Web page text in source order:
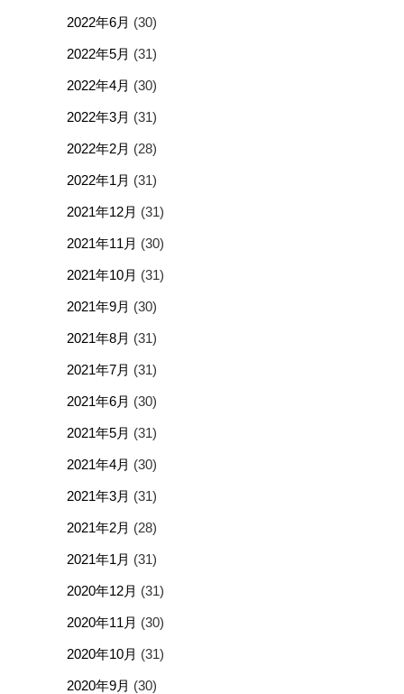
2022年6月 (30)
2022年5月 (31)
2022年4月 (30)
2022年3月 (31)
2022年2月 (28)
2022年1月 (31)
2021年12月 (31)
2021年11月 (30)
2021年10月 (31)
2021年9月 (30)
2021年8月 (31)
2021年7月 (31)
2021年6月 (30)
2021年5月 (31)
2021年4月 (30)
2021年3月 (31)
2021年2月 (28)
2021年1月 (31)
2020年12月 (31)
2020年11月 (30)
2020年10月 (31)
2020年9月 (30)